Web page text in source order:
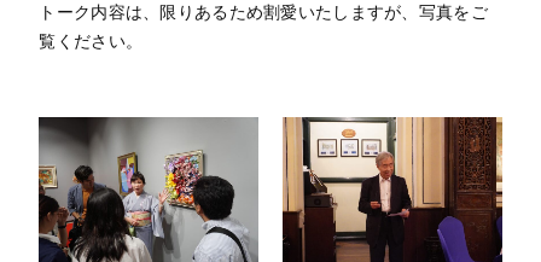
トーク内容は、限りあるため割愛いたしますが、写真をご
覧ください。